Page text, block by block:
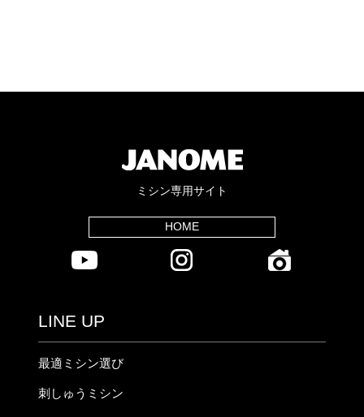
ミシン専用サイト
HOME
LINE UP
最適ミシン選び
刺しゅうミシン